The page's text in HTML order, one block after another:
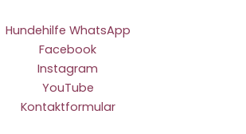
Hundehilfe WhatsApp
Facebook
Instagram
YouTube
Kontaktformular